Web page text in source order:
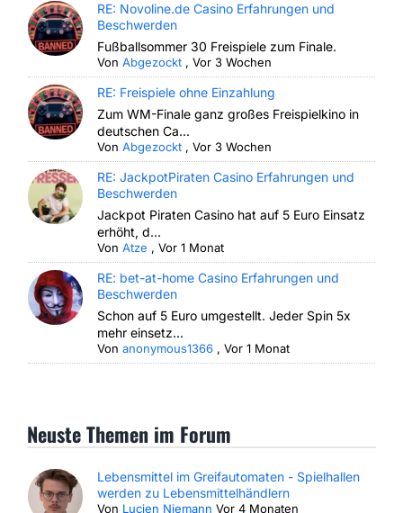
RE: Novoline.de Casino Erfahrungen und
Beschwerden
Fußballsommer 30 Freispiele zum Finale.
VonAbgezockt ,Vor 3 Wochen
RE: Freispiele ohne Einzahlung
Zum WM-Finale ganz großes Freispielkino in
deutschen Ca...
VonAbgezockt ,Vor 3 Wochen
RE: JackpotPiraten Casino Erfahrungen und
Beschwerden
Jackpot Piraten Casino hat auf 5 Euro Einsatz
erhöht, d...
VonAtze ,Vor 1 Monat
RE: bet-at-home Casino Erfahrungen und
Beschwerden
Schon auf 5 Euro umgestellt. Jeder Spin 5x
mehr einsetz...
Vonanonymous1366 ,Vor 1 Monat
Neuste Themen im Forum
Lebensmittel im Greifautomaten - Spielhallen
werden zu Lebensmittelhändlern
Von Lucien Niemann Vor 4 Monaten